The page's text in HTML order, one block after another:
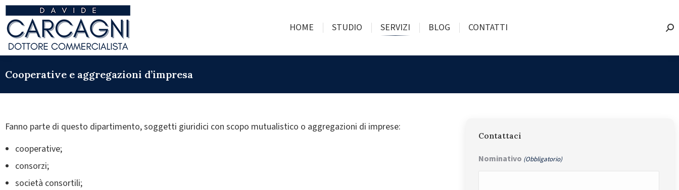
HOME STUDIO SERVIZI BLOG CONTATTI
Cooperative e aggregazioni d’impresa
Fanno parte di questo dipartimento, soggetti giuridici con scopo mutualistico o aggregazioni di imprese:
cooperative;
consorzi;
società consortili;
Contattaci
Nominativo (Obbligatorio)